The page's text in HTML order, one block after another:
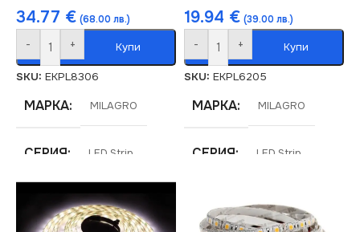
34.77 € (68.00 лв.)
- + Купи
SKU: EKPL8306
МАРКА MILAGRO
СЕРИЯ LED Strip
НАПРЕЖЕНИЕ (V)
19.94 € (39.00 лв.)
- + Купи
SKU: EKPL6205
МАРКА MILAGRO
СЕРИЯ LED Strip
НАПРЕЖЕНИЕ (V)